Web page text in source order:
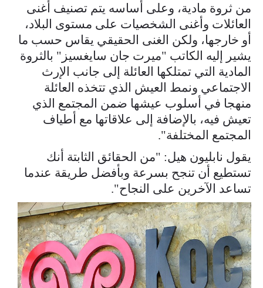
من ثروة مادية، وعلى أساسه يتم تصنيف أغنى
العائلات وأغنى الشخصيات على مستوى البلاد،
أو خارجها، ولكن الغنى الحقيقي يقاس حسب ما
يشير إليه الكاتب "ميرت جان سايغسيز" بالثروة
المادية التي تمتلكها العائلة إلى جانب الإرث
الاجتماعي ونمط العيش الذي تتخذه العائلة
منهجا في أسلوب عيشها ضمن المجتمع الذي
تعيش فيه، بالإضافة إلى علاقاتها مع أطياف
المجتمع المختلفة".
يقول نابليون هيل: "من الحقائق الثابتة أنك
تستطيع أن تنجح بسرعة وبأفضل طريقة عندما
تساعد الآخرين على النجاح".